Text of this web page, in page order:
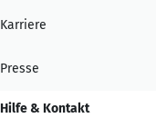
Karriere
Presse
Hilfe & Kontakt